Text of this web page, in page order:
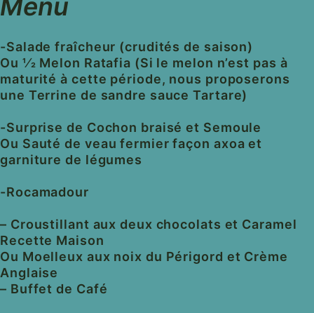
Menu
-Salade fraîcheur (crudités de saison)
Ou 1⁄2 Melon Ratafia (Si le melon n’est pas à
maturité à cette période, nous proposerons
une Terrine de sandre sauce Tartare)
-Surprise de Cochon braisé et Semoule
Ou Sauté de veau fermier façon axoa et
garniture de légumes
-Rocamadour
– Croustillant aux deux chocolats et Caramel
Recette Maison
Ou Moelleux aux noix du Périgord et Crème
Anglaise
– Buffet de Café